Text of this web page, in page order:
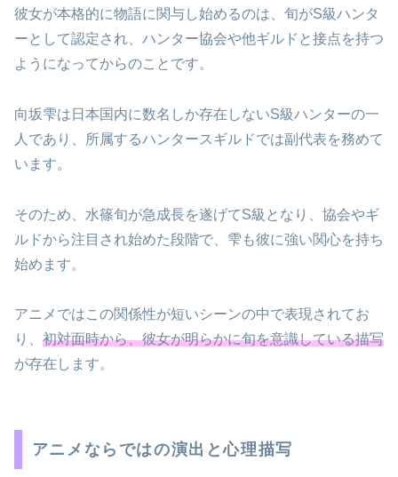
彼女が本格的に物語に関与し始めるのは、旬がS級ハンタ
ーとして認定され、ハンター協会や他ギルドと接点を持つ
ようになってからのことです。
向坂雫は日本国内に数名しか存在しないS級ハンターの一
人であり、所属するハンタースギルドでは副代表を務めて
います。
そのため、水篠旬が急成長を遂げてS級となり、協会やギ
ルドから注目され始めた段階で、雫も彼に強い関心を持ち
始めます。
アニメではこの関係性が短いシーンの中で表現されてお
り、 初対面時から、彼女が明らかに旬を意識している描写
が存在します。
アニメならではの演出と心理描写